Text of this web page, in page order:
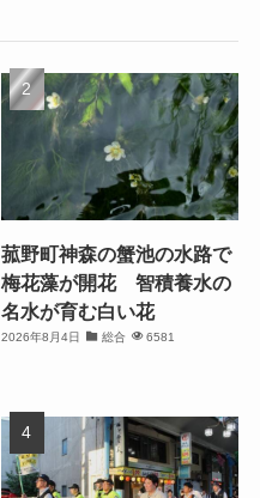
菰野町神森の蟹池の水路で
梅花藻が開花 智積養水の
名水が育む白い花
2026年8月4日 総合 6581